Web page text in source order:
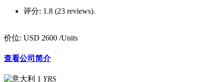
评分: 1.8 (23 reviews).
价位: USD 2600 /Units
查看公司简介
1 YRS